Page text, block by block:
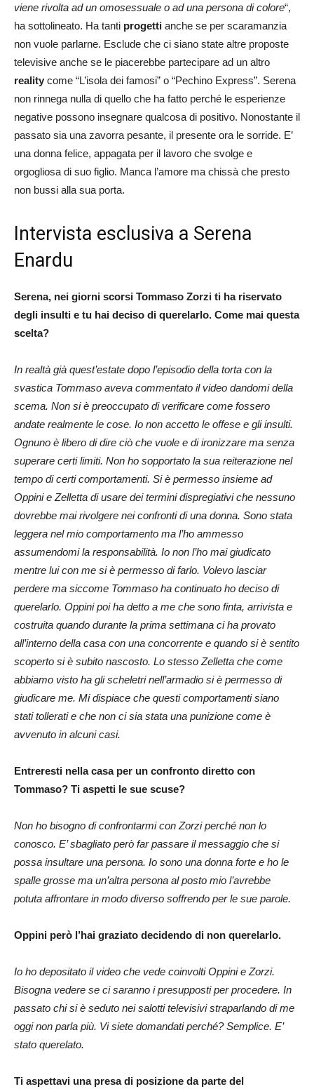
viene rivolta ad un omosessuale o ad una persona di colore“,
ha sottolineato. Ha tanti progetti anche se per scaramanzia
non vuole parlarne. Esclude che ci siano state altre proposte
televisive anche se le piacerebbe partecipare ad un altro
reality come “L’isola dei famosi” o “Pechino Express”. Serena
non rinnega nulla di quello che ha fatto perché le esperienze
negative possono insegnare qualcosa di positivo. Nonostante il
passato sia una zavorra pesante, il presente ora le sorride. E’
una donna felice, appagata per il lavoro che svolge e
orgogliosa di suo figlio. Manca l’amore ma chissà che presto
non bussi alla sua porta.
Intervista esclusiva a Serena
Enardu
Serena, nei giorni scorsi Tommaso Zorzi ti ha riservato
degli insulti e tu hai deciso di querelarlo. Come mai questa
scelta?
In realtà già quest’estate dopo l’episodio della torta con la
svastica Tommaso aveva commentato il video dandomi della
scema. Non si è preoccupato di verificare come fossero
andate realmente le cose. Io non accetto le offese e gli insulti.
Ognuno è libero di dire ciò che vuole e di ironizzare ma senza
superare certi limiti. Non ho sopportato la sua reiterazione nel
tempo di certi comportamenti. Si è permesso insieme ad
Oppini e Zelletta di usare dei termini dispregiativi che nessuno
dovrebbe mai rivolgere nei confronti di una donna. Sono stata
leggera nel mio comportamento ma l’ho ammesso
assumendomi la responsabilità. Io non l’ho mai giudicato
mentre lui con me si è permesso di farlo. Volevo lasciar
perdere ma siccome Tommaso ha continuato ho deciso di
querelarlo. Oppini poi ha detto a me che sono finta, arrivista e
costruita quando durante la prima settimana ci ha provato
all’interno della casa con una concorrente e quando si è sentito
scoperto si è subito nascosto. Lo stesso Zelletta che come
abbiamo visto ha gli scheletri nell’armadio si è permesso di
giudicare me. Mi dispiace che questi comportamenti siano
stati tollerati e che non ci sia stata una punizione come è
avvenuto in alcuni casi.
Entreresti nella casa per un confronto diretto con
Tommaso? Ti aspetti le sue scuse?
Non ho bisogno di confrontarmi con Zorzi perché non lo
conosco. E’ sbagliato però far passare il messaggio che si
possa insultare una persona. Io sono una donna forte e ho le
spalle grosse ma un’altra persona al posto mio l’avrebbe
potuta affrontare in modo diverso soffrendo per le sue parole.
Oppini però l’hai graziato decidendo di non querelarlo.
Io ho depositato il video che vede coinvolti Oppini e Zorzi.
Bisogna vedere se ci saranno i presupposti per procedere. In
passato chi si è seduto nei salotti televisivi straparlando di me
oggi non parla più. Vi siete domandati perché? Semplice. E’
stato querelato.
Ti aspettavi una presa di posizione da parte del